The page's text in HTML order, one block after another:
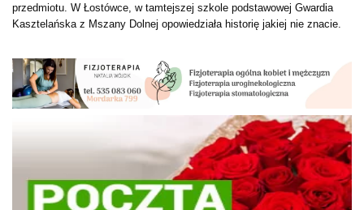
przedmiotu. W Łostówce, w tamtejszej szkole podstawowej Gwardia
Kasztelańska z Mszany Dolnej opowiedziała historię jakiej nie znacie.